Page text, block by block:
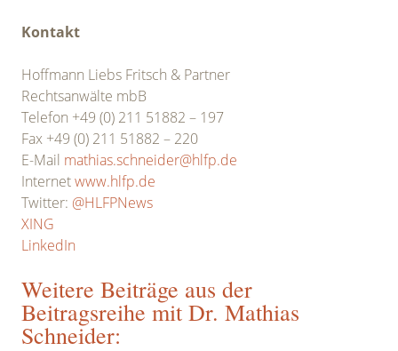
Kontakt
Hoffmann Liebs Fritsch & Partner
Rechtsanwälte mbB
Telefon +49 (0) 211 51882 – 197
Fax +49 (0) 211 51882 – 220
E-Mail mathias.schneider@hlfp.de
Internetwww.hlfp.de
Twitter: @HLFPNews
XING
LinkedIn
Weitere Beiträge aus der
Beitragsreihe mit Dr. Mathias
Schneider: